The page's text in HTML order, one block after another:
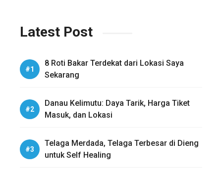
Latest Post
8 Roti Bakar Terdekat dari Lokasi Saya
Sekarang
Danau Kelimutu: Daya Tarik, Harga Tiket
Masuk, dan Lokasi
Telaga Merdada, Telaga Terbesar di Dieng
untuk Self Healing